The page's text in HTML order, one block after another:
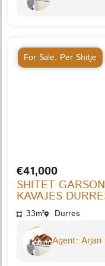
For Sale, Per Shitje
€41,000
SHITET
KAVAJES
33m² Durres
Agent: Arjan